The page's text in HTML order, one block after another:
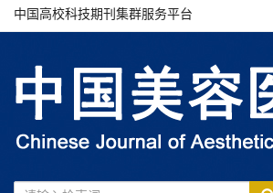
中国高校科技期刊集群服务平台